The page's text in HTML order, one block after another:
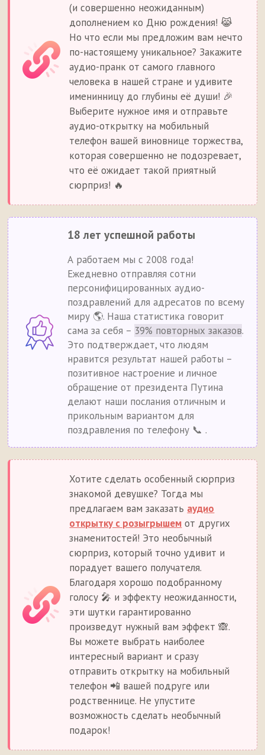
(и совершенно неожиданным)
дополнением ко Дню рождения! 😹
Но что если мы предложим вам нечто
по-настоящему уникальное? Закажите
аудио-пранк от самого главного
человека в нашей стране и удивите
именинницу до глубины её души! 🎉
Выберите нужное имя и отправьте
аудио-открытку на мобильный
телефон вашей виновнице торжества,
которая совершенно не подозревает,
что её ожидает такой приятный
сюрприз! 🔥
18 лет успешной работы
А работаем мы с 2008 года!
Ежедневно отправляя сотни
персонифицированных аудио-
поздравлений для адресатов по всему
миру 🌎. Наша статистика говорит
сама за себя – 39% повторных заказов.
Это подтверждает, что людям
нравится результат нашей работы –
позитивное настроение и личное
обращение от президента Путина
делают наши послания отличным и
прикольным вариантом для
поздравления по телефону 📞 .
Хотите сделать особенный сюрприз
знакомой девушке? Тогда мы
предлагаем вам заказать аудио
открытку с розыгрышем от других
знаменитостей! Это необычный
сюрприз, который точно удивит и
порадует вашего получателя.
Благодаря хорошо подобранному
голосу 🎤 и эффекту неожиданности,
эти шутки гарантированно
произведут нужный вам эффект 🙈.
Вы можете выбрать наиболее
интересный вариант и сразу
отправить открытку на мобильный
телефон 📲 вашей подруге или
родственнице. Не упустите
возможность сделать необычный
подарок!